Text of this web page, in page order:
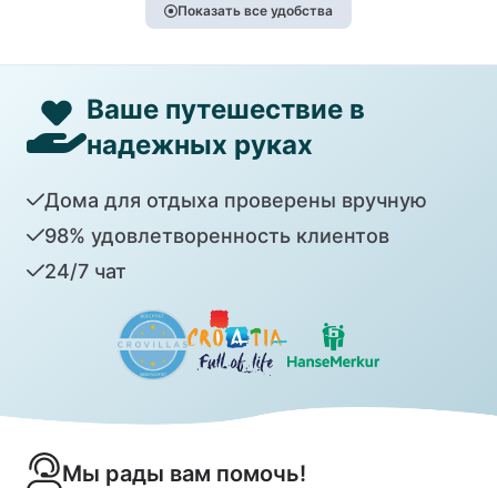
Показать все удобства
Ваше путешествие в
надежных руках
Дома для отдыха проверены вручную
98% удовлетворенность клиентов
24/7 чат
Мы рады вам помочь!